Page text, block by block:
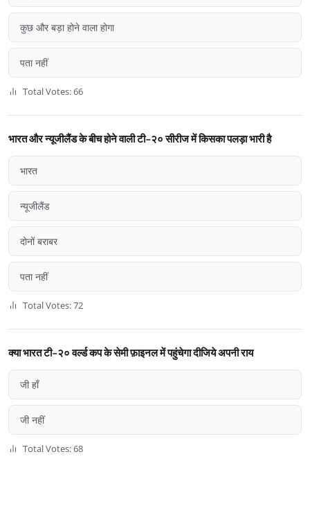
कुछ और बड़ा होने वाला होगा
पता नहीं
Total Votes: 66
भारत और न्यूजीलैंड के बीच होने वाली टी-२० सीरीज में किसका पलड़ा भारी है
भारत
न्यूजीलैंड
दोनों बराबर
पता नहीं
Total Votes: 72
क्या भारत टी-२० वर्ल्ड कप के सेमी फ़ाइनल में पहुंचेगा दीजिये अपनी राय
जी हाँ
जी नहीं
Total Votes: 68